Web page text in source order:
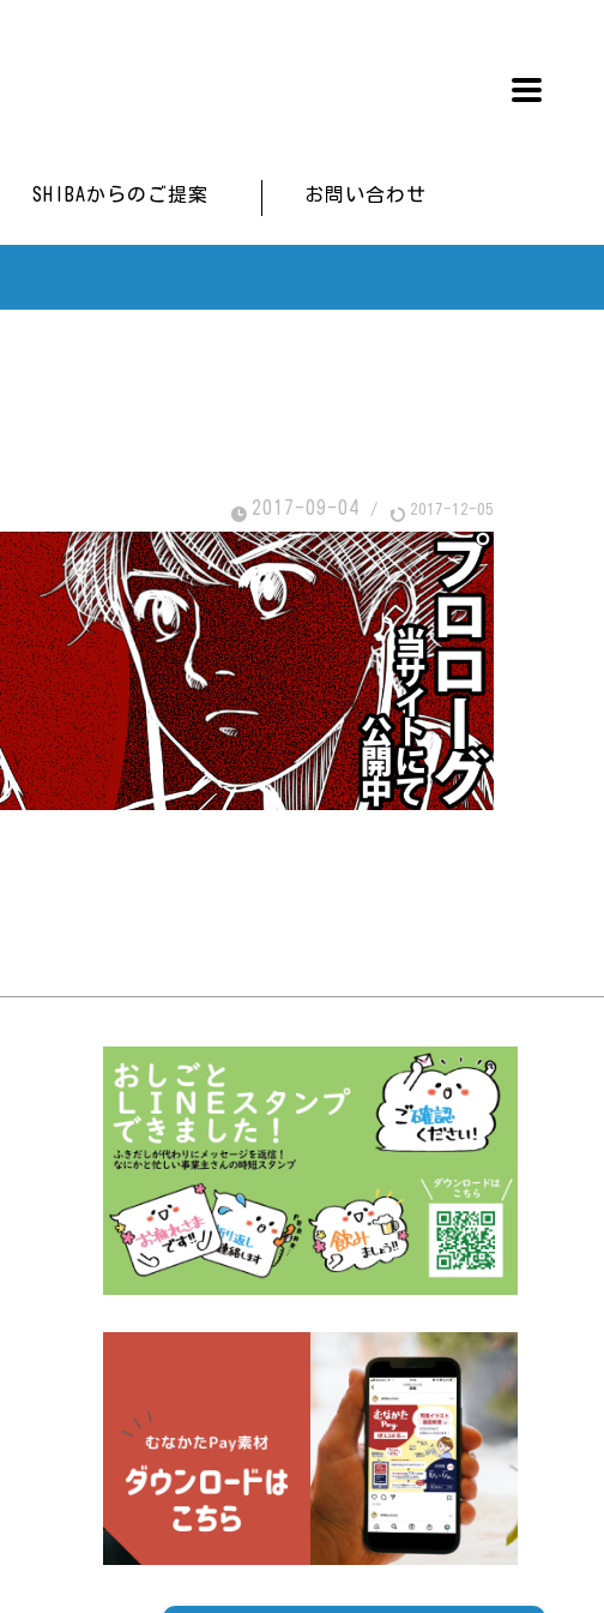
SHIBAからのご提案 お問い合わせ
2017-09-04 / 2017-12-05